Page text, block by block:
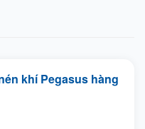
khí Pegasus hàng